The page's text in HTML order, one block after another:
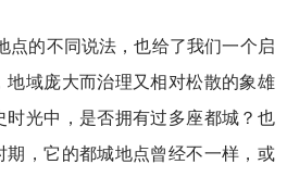
点的不同说法，也给了我们一个启
地域庞大而治理又相对松散的象雄
时光中，是否拥有过多座都城？也
期，它的都城地点曾经不一样，或